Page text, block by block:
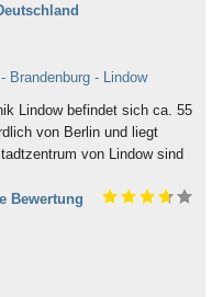
Brandenburg - Lindow
Lindow befindet sich ca. 55
von Berlin und liegt
von Lindow sind
Bewertung